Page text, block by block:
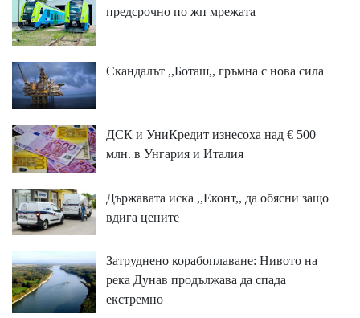
предсрочно по жп мрежата
Скандалът ,,Боташ,, гръмна с нова сила
ДСК и УниКредит изнесоха над € 500
млн. в Унгария и Италия
Държавата иска ,,Еконт,, да обясни защо
вдига цените
Затруднено корабоплаване: Нивото на
река Дунав продължава да спада
екстремно